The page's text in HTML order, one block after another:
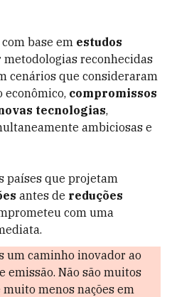
base em estudos
metodologias reconhecidas
cenários que consideraram
econômico, compromissos
tecnologias,
ambiciosas e
países que projetam
antes de reduções
com uma
um caminho inovador ao
emissão. Não são muitos
menos nações em